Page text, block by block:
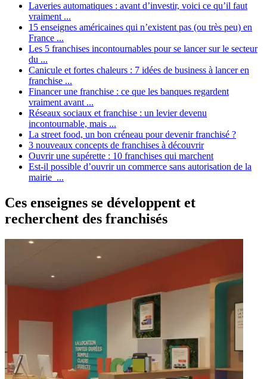
Laveries automatiques : avant d’investir, voici ce qu’il faut
vraiment ...
15 enseignes américaines qui n’existent pas (ou très peu) en
France ...
Les 5 franchises incontournables pour se lancer sur le secteur
du ...
Canicule et fortes chaleurs : 7 idées de business à lancer en
franchise ...
Financer une franchise : ce que les banques regardent
vraiment avant ...
Réseaux sociaux et franchise : un levier devenu
incontournable, mais ...
La street food, un bon créneau pour devenir franchisé ?
3 nouveaux concepts de franchises à découvrir
Ouvrir une supérette : 10 franchises qui marchent
Est-il possible d’ouvrir un commerce sans autorisation de la
mairie ...
Ces enseignes se développent et
recherchent des franchisés